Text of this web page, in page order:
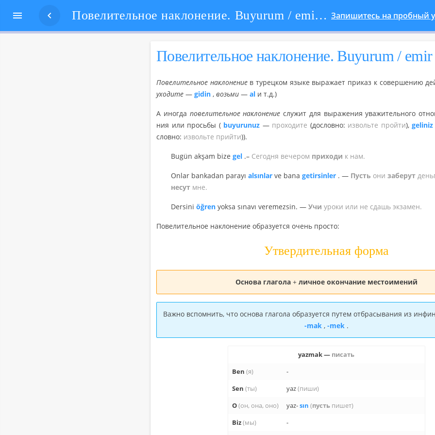
  Повелительное наклонение. Buyurum / emir kipi Запишитесь на пробный
По­ве­ли­тель­ное на­кло­не­ние. Buyurum /
По­ве­ли­тель­ное на­кло­не­ниев ту­рец­ком языке вы­ра­жа­ет при­каз к со­вер­ше­нию
ухо­ди­те — gidin , возь­ми — al и т.д.)
А ино­гда по­ве­ли­тель­ное на­кло­не­ние слу­жит для вы­ра­же­ния ува­жи­тель­но­го
ния или прось­бы ( buyurunuz — про­хо­ди­те (до­слов­но: из­воль­те прой­ти),geliniz
слов­но: из­воль­те прий­ти)).
Bugün akşam bize gel .– Се­год­ня ве­че­ром при­хо­ди к нам.
Onlar bankadan parayı alsınlar ve bana getirsinler . — Пусть они за­бе­рут
не­сут мне.
Dersini öğren yoksa sınavı veremezsin. — Учи уроки или не сдашь эк­за­мен.
По­ве­ли­тель­ное на­кло­не­ние об­ра­зу­ет­ся очень про­сто:
Утвер­ди­тель­ная форма
Ос­но­ва гла­го­ла+ лич­ное окон­ча­ние ме­сто­име­ний
Важно вспом­нить, что ос­но­ва гла­го­ла об­ра­зу­ет­ся путем от­бра­сы­ва­ния из
-mak, -mek.
yazmak — пи­сать
Ben (я)
-
Sen (ты) yaz(пиши)
O(он, она, оно) yaz-sın (пустьпишет)
Biz(мы) -